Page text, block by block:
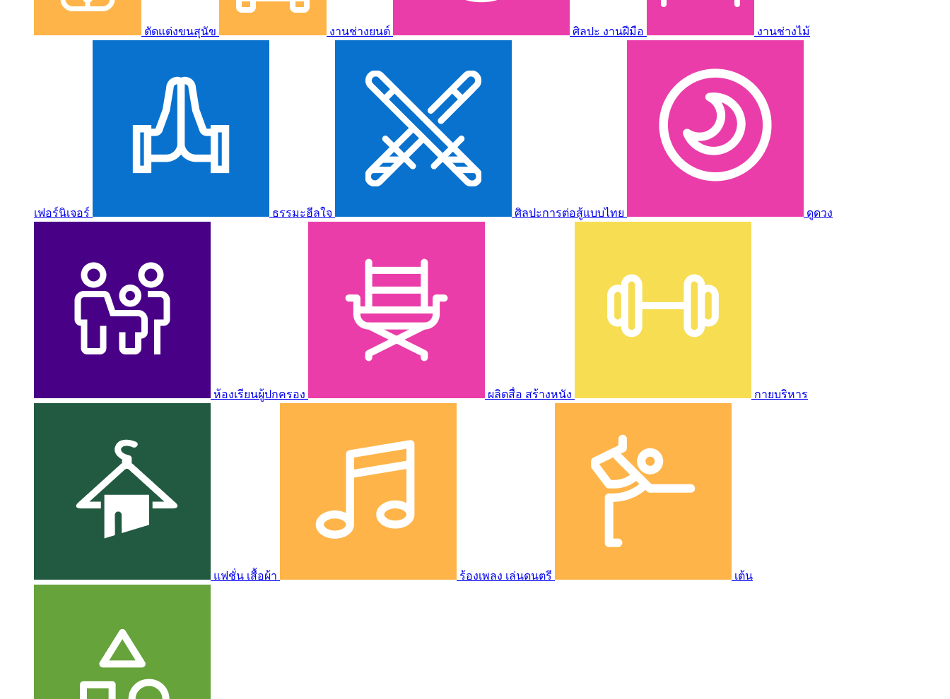
ตัดแต่งขนสุนัข งานช่างยนต์ ศิลปะ งานฝีมือ งานช่างไม้
เฟอร์นิเจอร์ ธรรมะฮีลใจ ศิลปะการต่อสู้แบบไทย ดูดวง
ห้องเรียนผู้ปกครอง ผลิตสื่อ สร้างหนัง กายบริหาร
แฟชั่น เสื้อผ้า ร้องเพลง เล่นดนตรี เต้น